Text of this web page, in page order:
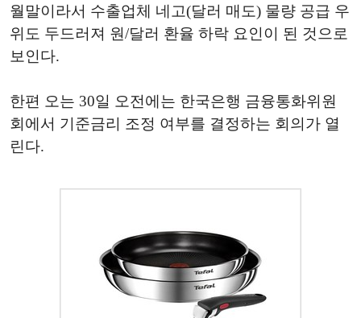
월말이라서 수출업체 네고(달러 매도) 물량 공급 우
위도 두드러져 원/달러 환율 하락 요인이 된 것으로
보인다.
한편 오는 30일 오전에는 한국은행 금융통화위원
회에서 기준금리 조정 여부를 결정하는 회의가 열
린다.